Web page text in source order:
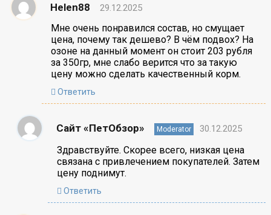
Helen88 29.12.2025
Мне очень понравился состав, но смущает
цена, почему так дешево? В чём подвох? На
озоне на данный момент он стоит 203 рубля
за 350гр, мне слабо верится что за такую
цену можно сделать качественный корм.
Ответить
Сайт «ПетОбзор» Moderator 30.12.2025
Здравствуйте. Скорее всего, низкая цена
связана с привлечением покупателей. Затем
цену поднимут.
Ответить